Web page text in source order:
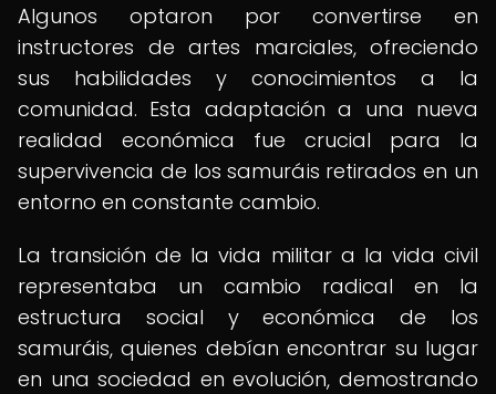
Algunos optaron por convertirse en
instructores de artes marciales, ofreciendo
sus habilidades y conocimientos a la
comunidad. Esta adaptación a una nueva
realidad económica fue crucial para la
supervivencia de los samuráis retirados en un
entorno en constante cambio.
La transición de la vida militar a la vida civil
representaba un cambio radical en la
estructura social y económica de los
samuráis, quienes debían encontrar su lugar
en una sociedad en evolución, demostrando